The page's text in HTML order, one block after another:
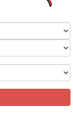
৬ আগস্ট, ২০২৬
নেমেছে :
৬ আগস্ট, ২০২৬
৬ আগস্ট, ২০২৬